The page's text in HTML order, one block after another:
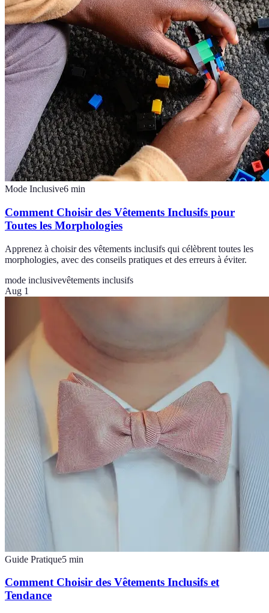
Mode Inclusive6 min
Comment Choisir des Vêtements Inclusifs pour
Toutes les Morphologies
Apprenez à choisir des vêtements inclusifs qui célèbrent toutes les
morphologies, avec des conseils pratiques et des erreurs à éviter.
mode inclusivevêtements inclusifs
Aug 1
Guide Pratique5 min
Comment Choisir des Vêtements Inclusifs et
Tendance